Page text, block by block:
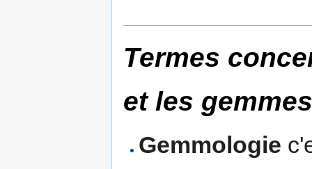
Termes
et les gemmes
Gemmologie